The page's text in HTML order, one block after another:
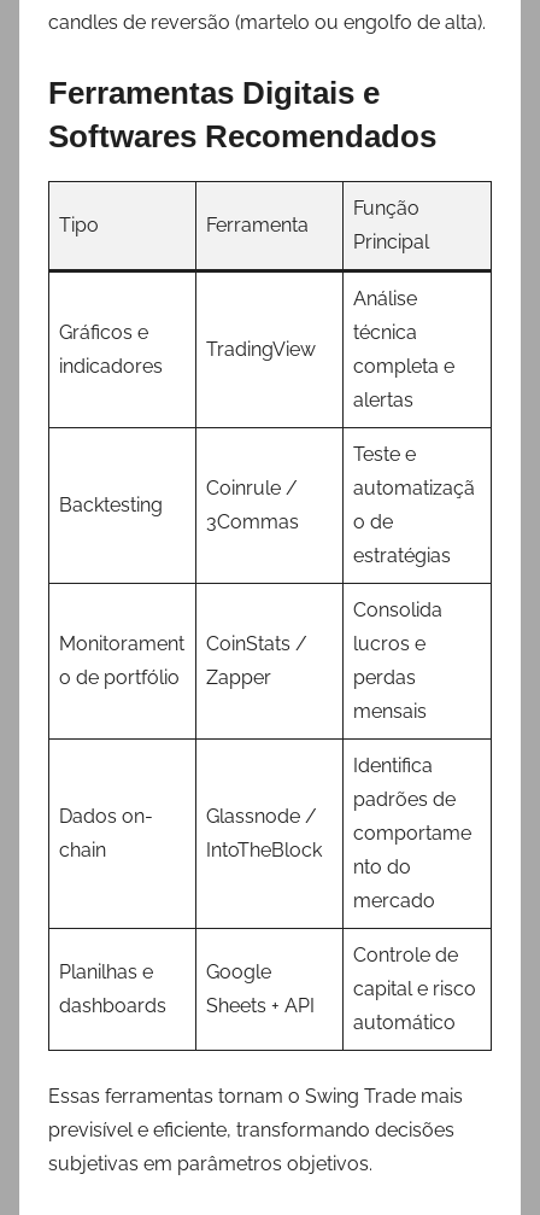
candles de reversão (martelo ou engolfo de alta).
Ferramentas Digitais e
Softwares Recomendados
Tipo Ferramenta
Função
Principal
Gráficos e
indicadores
TradingView
Análise
técnica
completa e
alertas
Backtesting
Coinrule /
3Commas
Teste e
automatizaçã
o de
estratégias
Monitorament
o de portfólio
CoinStats /
Zapper
Consolida
lucros e
perdas
mensais
Dados on-
chain
Glassnode /
IntoTheBlock
Identifica
padrões de
comportame
nto do
mercado
Planilhas e
dashboards
Google
Sheets + API
Controle de
capital e risco
automático
Essas ferramentas tornam o Swing Trade mais
previsível e eficiente, transformando decisões
subjetivas em parâmetros objetivos.